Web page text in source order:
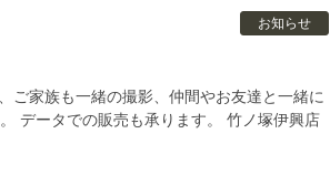
お知らせ
ご家族も一緒の撮影、仲間やお友達と一緒に
ータでの販売も承ります。 竹ノ塚伊興店